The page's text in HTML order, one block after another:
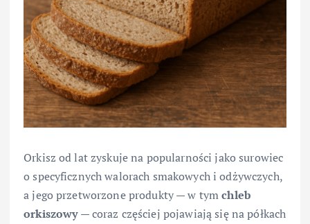
Orkisz od lat zyskuje na popularności jako surowiec
o specyficznych walorach smakowych i odżywczych,
a jego przetworzone produkty — w tymchleb
orkiszowy— coraz częściej pojawiają się na półkach